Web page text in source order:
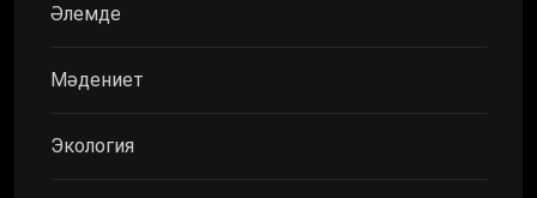
Әлемде
Мәдениет
Экология